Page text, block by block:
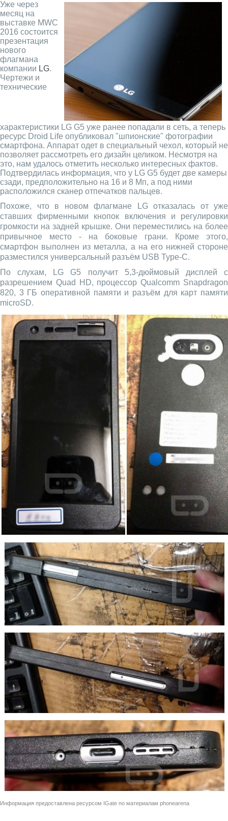
Уже через
месяц на
выставке MWC
2016 состоится
презентация
нового
флагмана
компании LG.
Чертежи и
технические
характеристики LG G5 уже ранее попадали в сеть, а теперь
ресурс Droid Life опубликовал "шпионские" фотографии
смартфона. Аппарат одет в специальный чехол, который не
позволяет рассмотреть его дизайн целиком. Несмотря на
это, нам удалось отметить несколько интересных фактов.
Подтвердилась информация, что у LG G5 будет две камеры
сзади, предположительно на 16 и 8 Мп, а под ними
расположился сканер отпечатков пальцев.
Похоже, что в новом флагмане LG отказалась от уже
ставших фирменными кнопок включения и регулировки
громкости на задней крышке. Они переместились на более
привычное место - на боковые грани. Кроме этого,
смартфон выполнен из металла, а на его нижней стороне
разместился универсальный разъём USB Type-C.
По слухам, LG G5 получит 5,3-дюймовый дисплей с
разрешением Quad HD, процессор Qualcomm Snapdragon
820, 3 ГБ оперативной памяти и разъём для карт памяти
microSD.
Информация предоставлена ресурсом IGate по материалам phonearena